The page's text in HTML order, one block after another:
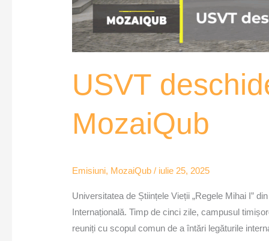
USVT
MozaiQub
Emisiuni, MozaiQub / iulie 25, 2025
Universitatea de Științele Vieții „Regele Mihai I”
Internațională. Timp de cinci zile, campusul
reuniți cu scopul comun de a întări legăturile